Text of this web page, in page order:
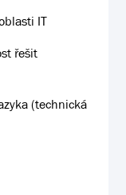
IT
řešit
(technická